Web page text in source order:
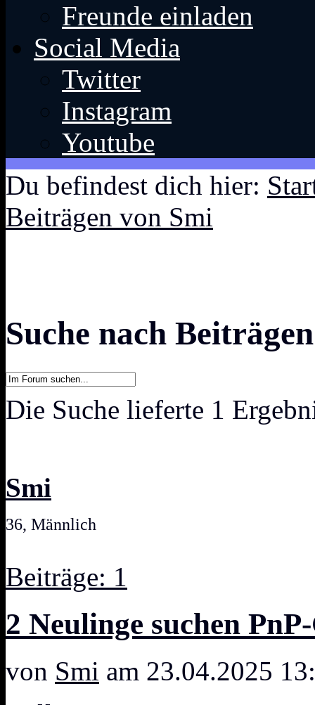
Freunde einladen
Social Media
Twitter
Instagram
Youtube
Du befindest dich hier:
Beiträgen von Smi
Suche nach
Die Suche lieferte 1
Smi
36, Männlich
Beiträge: 1
2 Neulinge suchen
von Smi am 23.04.2025